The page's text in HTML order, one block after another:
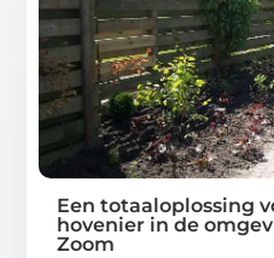
Een totaaloplossing
hovenier in de
Zoom